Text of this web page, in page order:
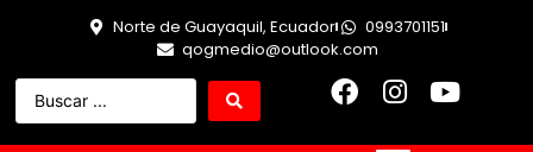
Norte de Guayaquil, Ecuador
0993701151
qogmedio@outlook.com